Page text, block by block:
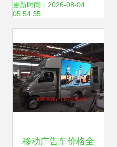
更新时间：2026-08-04
05:54:35
移动广告车价格全